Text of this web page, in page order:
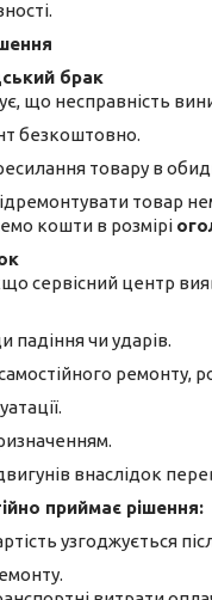
брак
що несправність
безкоштовно.
товару в
товар
кошти в розмірі
сервісний центр
падіння чи ударів.
ремонту,
внаслідок
приймає рішення:
узгоджується